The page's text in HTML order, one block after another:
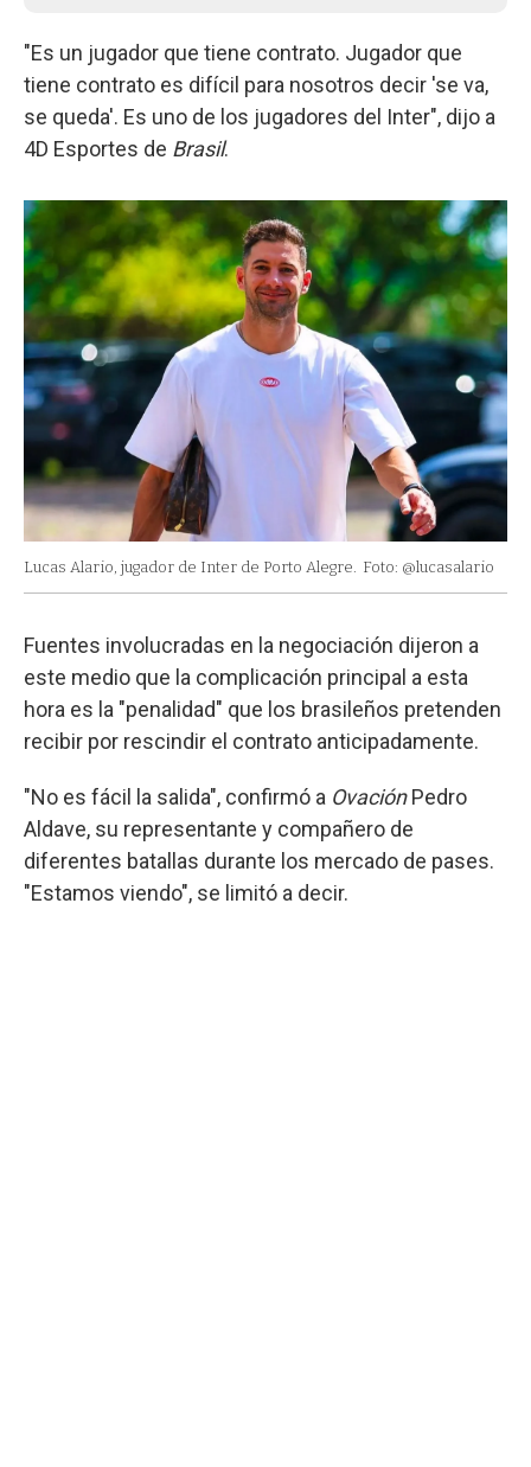
"Es un jugador que tiene contrato. Jugador que
tiene contrato es difícil para nosotros decir 'se va,
se queda'. Es uno de los jugadores del Inter", dijo a
4D Esportes de Brasil.
Lucas Alario, jugador de Inter de Porto Alegre. Foto: @lucasalario
Fuentes involucradas en la negociación dijeron a
este medio que la complicación principal a esta
hora es la "penalidad" que los brasileños pretenden
recibir por rescindir el contrato anticipadamente.
"No es fácil la salida", confirmó a OvaciónPedro
Aldave, su representante y compañero de
diferentes batallas durante los mercado de pases.
"Estamos viendo", se limitó a decir.